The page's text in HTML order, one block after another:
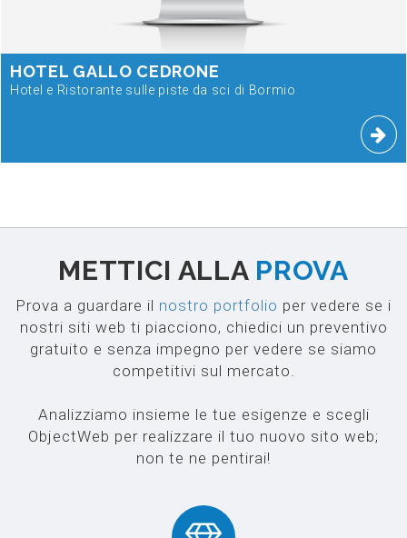
HOTEL GALLO CEDRONE
Hotel e Ristorante sulle piste da sci di Bormio
METTICI ALLA PROVA
Prova a guardare il nostro portfolio per vedere se i
nostri siti web ti piacciono, chiedici un preventivo
gratuito e senza impegno per vedere se siamo
competitivi sul mercato.
Analizziamo insieme le tue esigenze e scegli
ObjectWeb per realizzare il tuo nuovo sito web;
non te ne pentirai!